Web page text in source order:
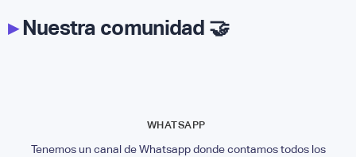
▸Nuestra comunidad 🤝
WHATSAPP
Tenemos un canal de Whatsapp donde contamos todos los